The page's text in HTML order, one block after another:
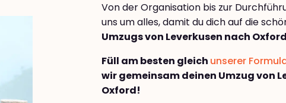
Von der Organisation bis zur
uns um alles, damit du dich auf die
Umzugs von Leverkusen nach
Füll am besten gleich unserer
wir gemeinsam deinen Umzug von
Oxford!